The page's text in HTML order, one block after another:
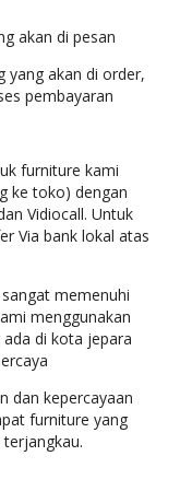
akan di pesan
yang akan di order,
pembayaran
furniture kami
ke toko) dengan
Vidiocall. Untuk
Via bank lokal atas
memenuhi
menggunakan
di kota jepara
dan kepercayaan
furniture yang